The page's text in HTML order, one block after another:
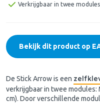
Verkrijgbaar in twee modules
Bekijk dit product op
De Stick Arrow is een
verkrijgbaar in twee modules:
cm). Door verschillende